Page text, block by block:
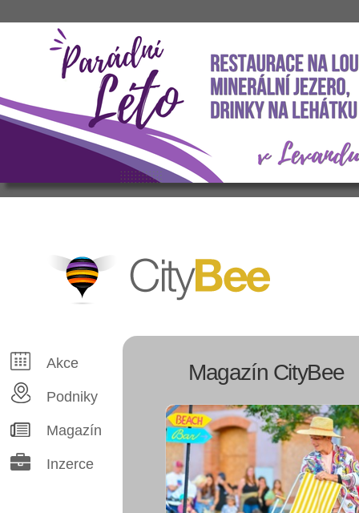
CityBee
Akce
Podniky
Magazín
Inzerce
Magazín CityBee